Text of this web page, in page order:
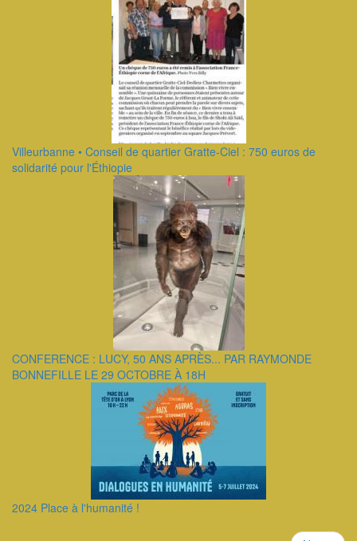
Villeurbanne • Conseil de quartier Gratte-Ciel : 750 euros de
solidarité pour l'Éthiopie
CONFERENCE : LUCY, 50 ANS APRÈS... PAR RAYMONDE
BONNEFILLE LE 29 OCTOBRE À 18H
2024 Place à l'humanité !